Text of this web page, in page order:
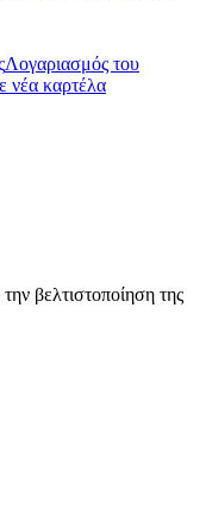
Λογαριασμός του
νέα καρτέλα
βελτιστοποίηση της